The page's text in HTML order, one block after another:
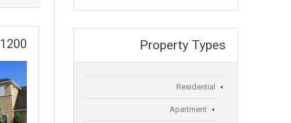
1200 Anastasia Avenue, Coral Gables Property Types
Residential
Apartment